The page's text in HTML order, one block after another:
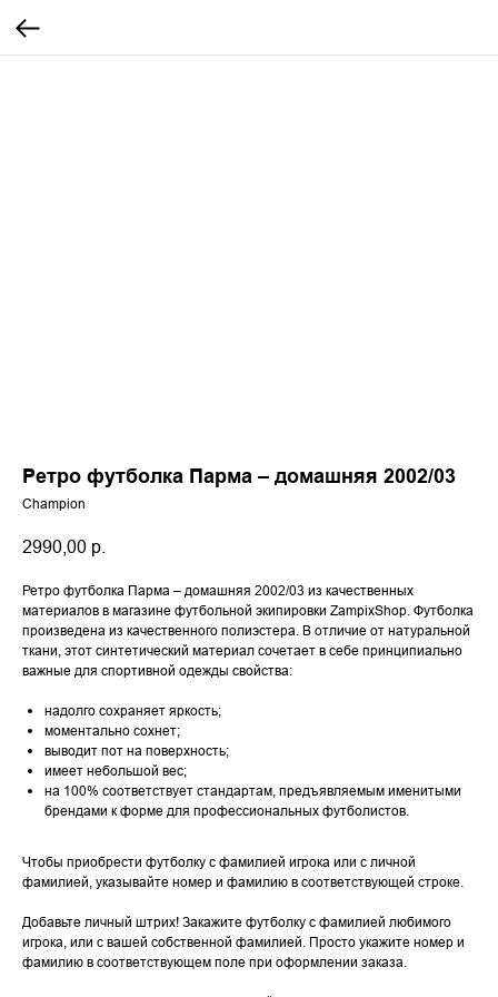
Ретро футболка Парма – домашняя 2002/03
Champion
2990,00 р.
Ретро футболка Парма – домашняя 2002/03 из качественных
материалов в магазине футбольной экипировки ZampixShop. Футболка
произведена из качественного полиэстера. В отличие от натуральной
ткани, этот синтетический материал сочетает в себе принципиально
важные для спортивной одежды свойства:
надолго сохраняет яркость;
моментально сохнет;
выводит пот на поверхность;
имеет небольшой вес;
на 100% соответствует стандартам, предъявляемым именитыми
брендами к форме для профессиональных футболистов.
Чтобы приобрести футболку с фамилией игрока или с личной
фамилией, указывайте номер и фамилию в соответствующей строке.
Добавьте личный штрих! Закажите футболку с фамилией любимого
игрока, или с вашей собственной фамилией. Просто укажите номер и
фамилию в соответствующем поле при оформлении заказа.